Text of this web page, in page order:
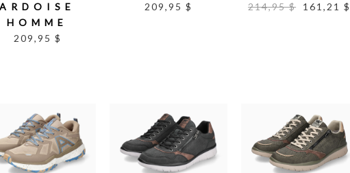
ARDOISE
HOMME
209,95 $
209,95 $
214,95 $
161,21 $